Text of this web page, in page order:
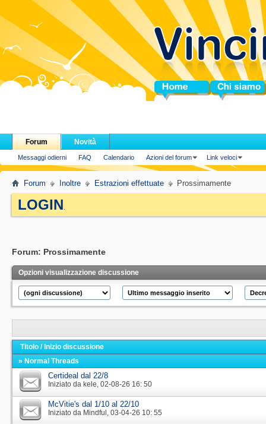
Home Chi siamo
Forum
Messaggi odierni FAQ Calendario Azioni del forum Link veloci
Novità
Forum Inoltre Estrazioni effettuate Prossimamente
LOGIN.
Forum: Prossimamente
Opzioni visualizzazione discussione
Titolo /Inizio discussione
» Normal Threads
Certideal dal 22/8
Iniziato da kele‎, 02-08-26 16: 50
McVitie's dal 1/10 al 22/10
Iniziato da Mindful‎, 03-04-26 10: 55